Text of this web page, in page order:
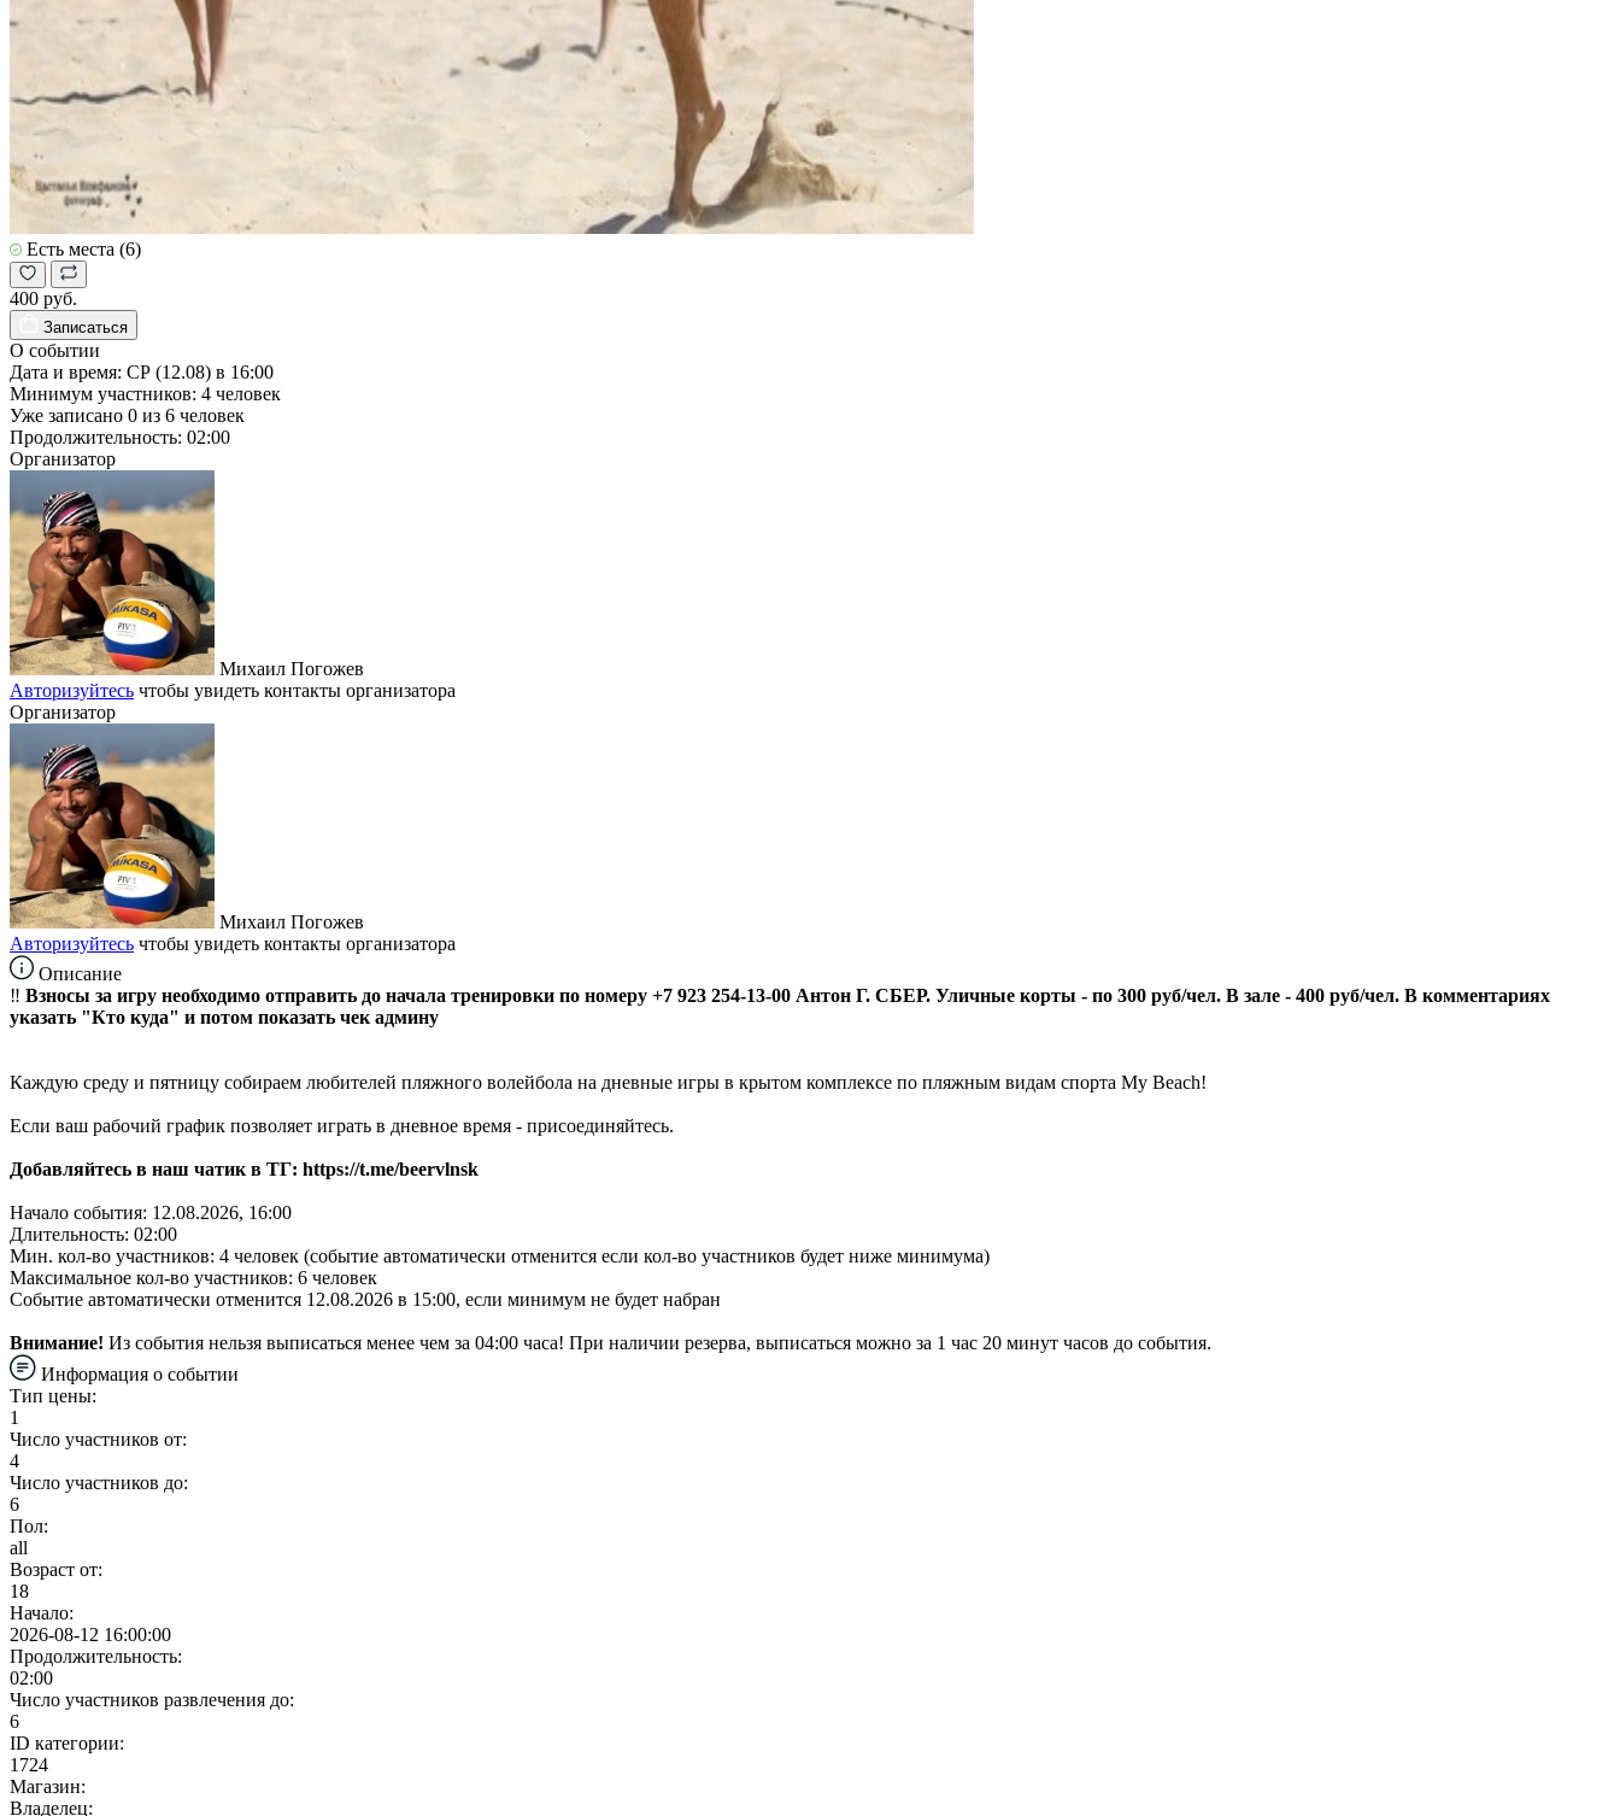
Есть места (6)
400 руб.
Записаться
О событии
Дата и время: СР (12.08) в 16:00
Минимум участников: 4 человек
Уже записано 0 из 6 человек
Продолжительность: 02:00
Организатор
Михаил Погожев
Авторизуйтесь чтобы увидеть контакты организатора
Организатор
Михаил Погожев
Авторизуйтесь чтобы увидеть контакты организатора
Описание
‼️ Взносы за игру необходимо отправить до начала тренировки по номеру +7 923 254-13-00 Антон Г. СБЕР. Уличные корты - по 300 руб/чел. В зале - 400 руб/чел. В комментариях
указать "Кто куда" и потом показать чек админу
Каждую среду и пятницу собираем любителей пляжного волейбола на дневные игры в крытом комплексе по пляжным видам спорта My Beach!
Если ваш рабочий график позволяет играть в дневное время - присоединяйтесь.
Добавляйтесь в наш чатик в ТГ: https://t.me/beervlnsk
Начало события: 12.08.2026, 16:00
Длительность: 02:00
Мин. кол-во участников: 4 человек (событие автоматически отменится если кол-во участников будет ниже минимума)
Максимальное кол-во участников: 6 человек
Событие автоматически отменится 12.08.2026 в 15:00, если минимум не будет набран
Внимание! Из события нельзя выписаться менее чем за 04:00 часа! При наличии резерва, выписаться можно за 1 час 20 минут часов до события.
Информация о событии
Тип цены:
1
Число участников от:
4
Число участников до:
6
Пол:
all
Возраст от:
18
Начало:
2026-08-12 16:00:00
Продолжительность:
02:00
Число участников развлечения до:
6
ID категории:
1724
Магазин:
Владелец: